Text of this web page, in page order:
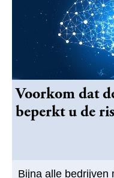
Voorkom dat
beperkt u de
Bijna alle bedrijven